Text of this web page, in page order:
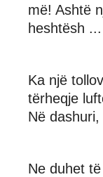
më! Ashtë
heshtësh ...
Ka një
tërheqje
Në
Ne duhet